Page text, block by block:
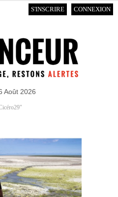
S'INSCRIRE CONNEXION
Août 2026